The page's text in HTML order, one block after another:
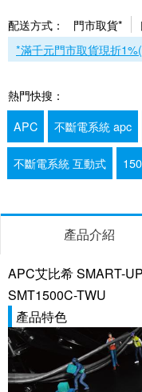
配送方式： 門市取貨*
*滿千元門市取貨現折
熱門快搜：
APC
不斷電系統 apc
不斷電系統 互動式
產品介紹
APC艾比希 SMART-
SMT1500C-TWU
產品特色